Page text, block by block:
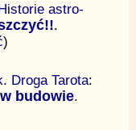
astro-
.
)
. Droga Tarota:
budowie.